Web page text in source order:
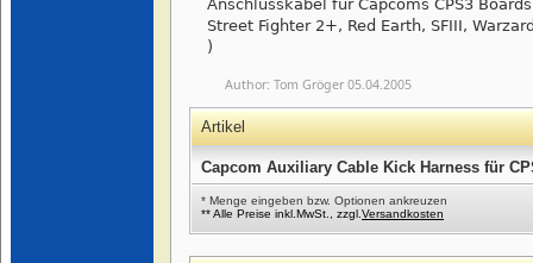
Anschlusskabel für Capcoms CPS3
Street Fighter 2+, Red Earth, SFIII,
)
Author: Tom Gröger 05.04.2005
Artikel
Capcom Auxiliary Cable Kick Harness für
* Menge eingeben bzw. Optionen ankreuzen
** Alle Preise inkl.MwSt., zzgl.Versandkosten